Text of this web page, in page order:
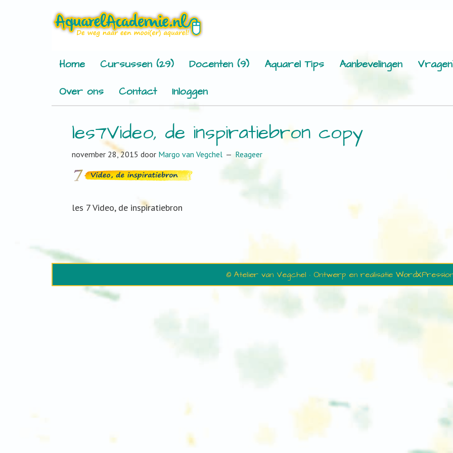
Home Cursussen (29) Docenten (9) Aquarel Tips Aanbevelingen
Over ons
Contact Inloggen
les7Video, de inspiratiebron copy
november 28, 2015 door Margo van Vegchel Reageer
les 7 Video, de inspiratiebron
© Atelier van Vegchel · Ontwerp en realisatie WordXPression